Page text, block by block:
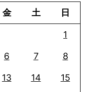
金 土 日
1
6 7 8
13 14 15